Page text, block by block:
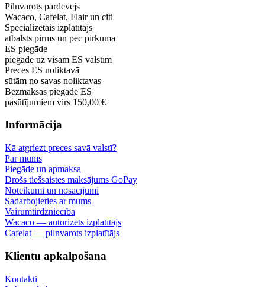
Pilnvarots pārdevējs
Wacaco, Cafelat, Flair un citi
Specializētais izplatītājs
atbalsts pirms un pēc pirkuma
ES piegāde
piegāde uz visām ES valstīm
Preces ES noliktavā
sūtām no savas noliktavas
Bezmaksas piegāde ES
pasūtījumiem virs 150,00 €
Informācija
Kā atgriezt preces savā valstī?
Par mums
Piegāde un apmaksa
Drošs tiešsaistes maksājums GoPay
Noteikumi un nosacījumi
Sadarbojieties ar mums
Vairumtirdzniecība
Wacaco — autorizēts izplatītājs
Cafelat — pilnvarots izplatītājs
Klientu apkalpošana
Kontakti